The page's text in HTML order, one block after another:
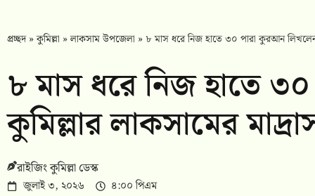
প্রচ্ছদ»কুমিল্লা »লাকসাম উপজেলা » ৮ মাস ধরে নিজ হাতে ৩০ পারা কুরআন লিখলেন
৮ মাস ধরে নিজ হাতে
কুমিল্লার লাকসামের
রাইজিং কুমিল্লা ডেস্ক
জুলাই ৩, ২০২৬ ৪:০০ পিএম